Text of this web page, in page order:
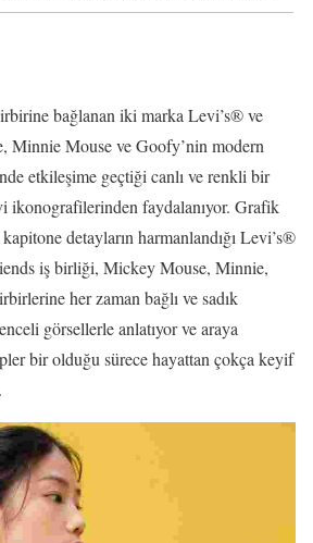
bağlanan iki marka Levi’s® ve
Minnie Mouse ve Goofy’nin modern
etkileşime geçtiği canlı ve renkli bir
ikonografilerinden faydalanıyor. Grafik
detayların harmanlandığı Levi’s®
iş birliği, Mickey Mouse, Minnie,
her zaman bağlı ve sadık
görsellerle anlatıyor ve araya
bir olduğu sürece hayattan çokça keyif